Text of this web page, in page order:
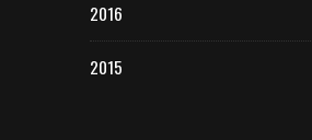
2016
2015